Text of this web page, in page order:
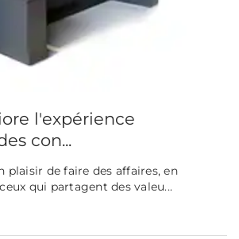
l'expérience
con...
plaisir de faire des affaires, en
qui partagent des valeu...